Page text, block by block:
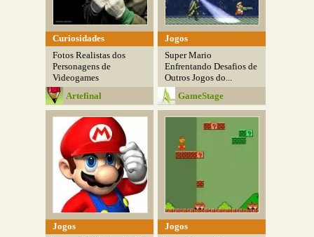
Curiosidades
Fotos Realistas dos
Personagens de
Videogames
Artefinal
Jogos
Super Mario
Enfrentando Desafios de
Outros Jogos do...
GameStage
Jogos
Jogos